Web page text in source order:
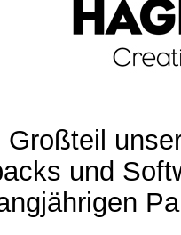
Großteil
und